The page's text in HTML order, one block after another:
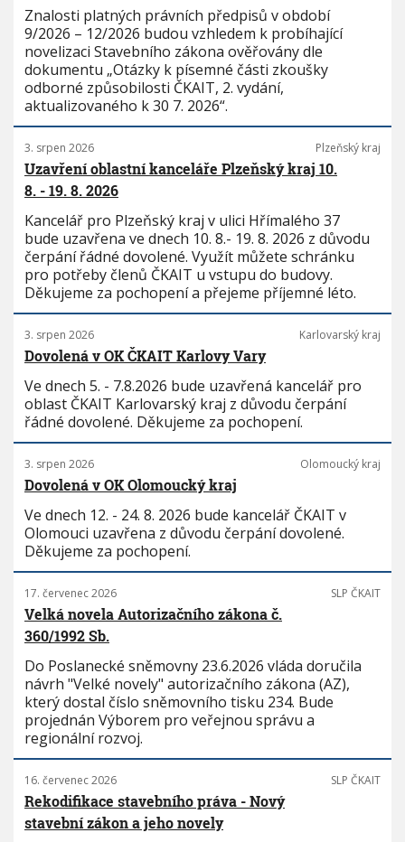
Znalosti platných právních předpisů v období
9/2026 – 12/2026 budou vzhledem k probíhající
novelizaci Stavebního zákona ověřovány dle
dokumentu „Otázky k písemné části zkoušky
odborné způsobilosti ČKAIT, 2. vydání,
aktualizovaného k 30 7. 2026“.
3. srpen 2026 Plzeňský kraj
Uzavření oblastní kanceláře Plzeňský kraj 10.
8. - 19. 8. 2026
Kancelář pro Plzeňský kraj v ulici Hřímalého 37
bude uzavřena ve dnech 10. 8.- 19. 8. 2026 z důvodu
čerpání řádné dovolené. Využít můžete schránku
pro potřeby členů ČKAIT u vstupu do budovy.
Děkujeme za pochopení a přejeme příjemné léto.
3. srpen 2026 Karlovarský kraj
Dovolená v OK ČKAIT Karlovy Vary
Ve dnech 5. - 7.8.2026 bude uzavřená kancelář pro
oblast ČKAIT Karlovarský kraj z důvodu čerpání
řádné dovolené. Děkujeme za pochopení.
3. srpen 2026 Olomoucký kraj
Dovolená v OK Olomoucký kraj
Ve dnech 12. - 24. 8. 2026 bude kancelář ČKAIT v
Olomouci uzavřena z důvodu čerpání dovolené.
Děkujeme za pochopení.
17. červenec 2026 SLP ČKAIT
Velká novela Autorizačního zákona č.
360/1992 Sb.
Do Poslanecké sněmovny 23.6.2026 vláda doručila
návrh "Velké novely" autorizačního zákona (AZ),
který dostal číslo sněmovního tisku 234. Bude
projednán Výborem pro veřejnou správu a
regionální rozvoj.
16. červenec 2026 SLP ČKAIT
Rekodifikace stavebního práva - Nový
stavební zákon a jeho novely